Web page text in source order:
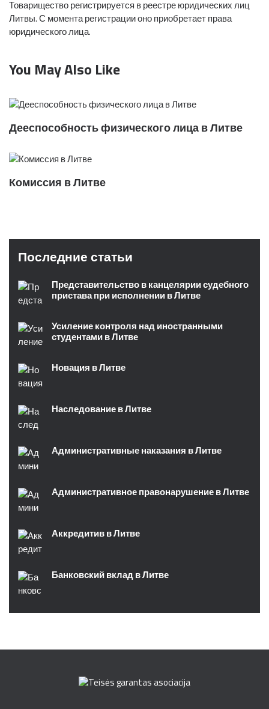
Товарищество регистрируется в реестре юридических лиц
Литвы. С момента регистрации оно приобретает права
юридического лица.
You May Also Like
Дееспособность физического лица в Литве
Комиссия в Литве
Последние статьи
Представительство в канцелярии судебного
пристава при исполнении в Литве
Усиление контроля над иностранными
студентами в Литве
Новация в Литве
Наследование в Литве
Административные наказания в Литве
Административное правонарушение в Литве
Аккредитив в Литве
Банковский вклад в Литве